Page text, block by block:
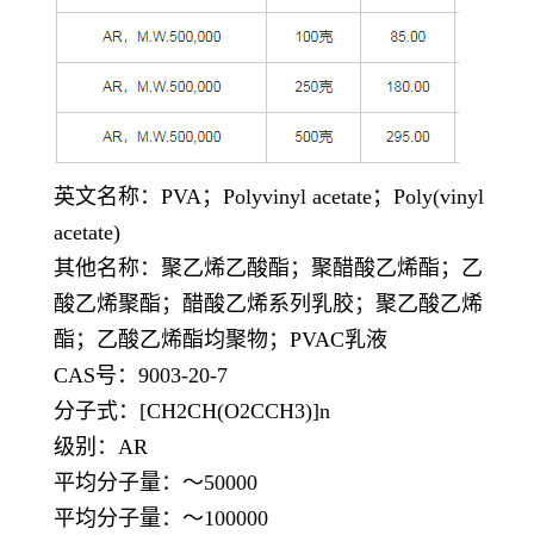
英文名称： PVA；Polyvinyl acetate；Poly(vinyl
acetate)
其他名称：聚乙烯乙酸酯；聚醋酸乙烯酯；乙
酸乙烯聚酯；醋酸乙烯系列乳胶；聚乙酸乙烯
酯；乙酸乙烯酯均聚物； PVAC乳液
CAS号：9003-20-7
分子式： [CH2CH(O2CCH3)]n
级别： AR
平均分子量：～50000
平均分子量：～100000